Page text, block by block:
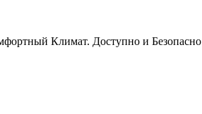
Климат. Доступно и Безопасно